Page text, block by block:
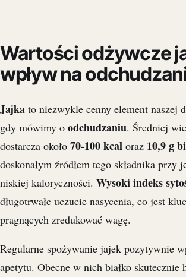
Wartości odżywcze
wpływ na
Jajka to niezwykle cenny element naszej
gdy mówimy o odchudzaniu. Średniej
dostarcza około 70-100 kcal oraz 10,9 g
doskonałym źródłem tego składnika przy
niskiej kaloryczności. Wysoki indeks
długotrwałe uczucie nasycenia, co jest
pragnących zredukować wagę.
Regularne spożywanie jajek pozytywnie
apetytu. Obecne w nich białko skutecznie